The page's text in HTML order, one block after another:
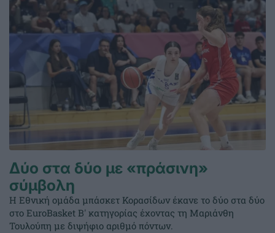
Δύο στα δύο με «πράσινη»
σύμβολη
Η Εθνική ομάδα μπάσκετ Κορασίδων έκανε το δύο στα δύο
στο EuroBasket Β' κατηγορίας έχοντας τη Μαριάνθη
Τουλούπη με διψήφιο αριθμό πόντων.